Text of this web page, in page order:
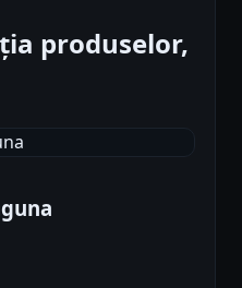
produselor,